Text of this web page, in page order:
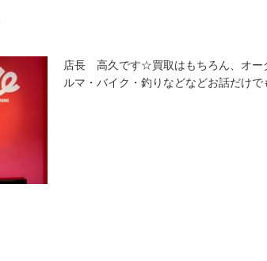
店長 高久です☆買取はもちろん、オー
ルマ・バイク・釣りなどなどお話だけで